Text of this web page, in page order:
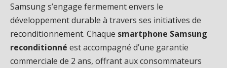
Samsung s’engage fermement envers le
développement durable à travers ses initiatives de
reconditionnement. Chaque smartphone Samsung
reconditionné est accompagné d’une garantie
commerciale de 2 ans, offrant aux consommateurs